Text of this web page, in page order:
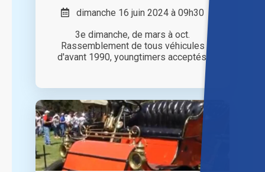
dimanche 16 juin 2024 à 09h30
3e dimanche, de mars à oct.
Rassemblement de tous véhicules
d'avant 1990, youngtimers acceptés.